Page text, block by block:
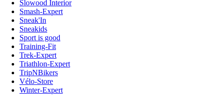
Slowood Interior
Smash-Expert
Sneak'In
Sneakids
Sport is good
Training-Fit
Trek-Expert
Triathlon-Expert
TripNBikers
Vélo-Store
Winter-Expert